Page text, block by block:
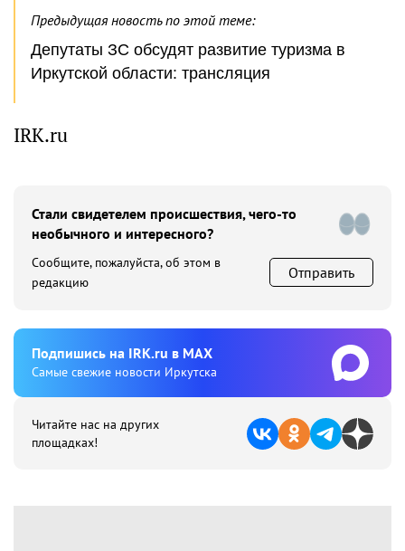
Предыдущая новость по этой теме:
Депутаты ЗС обсудят развитие туризма в
Иркутской области: трансляция
IRK.ru
Стали свидетелем происшествия, чего-то
необычного и интересного?
Сообщите, пожалуйста, об этом в
редакцию
Отправить
Подпишиcь на IRK.ru в MAX
Cамые свежие новости Иркутска
Читайте нас на других
площадках!